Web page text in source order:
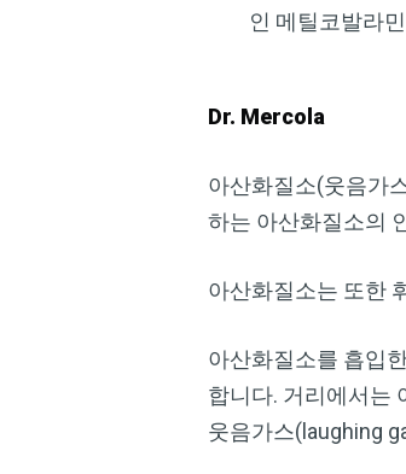
인 메틸코발라
Dr. Mercola
아산화질소(웃음가
하는 아산화질소의
아산화질소는 또한
아산화질소를 흡입
합니다. 거리에서는
웃음가스(laughing